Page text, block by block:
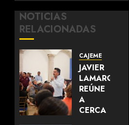
NOTICIAS
RELACIONADAS
CAJEME
JAVIER
LAMARQUE
REÚNE
A
CERCA